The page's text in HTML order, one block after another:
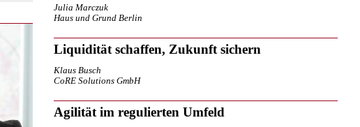
Julia Marczuk
Haus und Grund Berlin
Liquidität schaffen, Zukunft sichern
Klaus Busch
CoRE Solutions GmbH
Agilität im regulierten Umfeld